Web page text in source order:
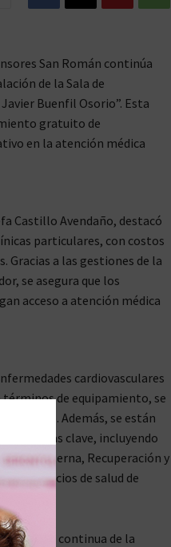
San Román continúa
de la Sala de
Buenfil Osorio”. Esta
gratuito de
en la atención médica
Castillo Avendaño, destacó
particulares, con costos
Gracias a las gestiones de la
se asegura que los
acceso a atención médica
cardiovasculares
de equipamiento, se
Además, se están
de áreas clave, incluyendo
Externa, Recuperación y
de servicios de salud de
mejora continua de la